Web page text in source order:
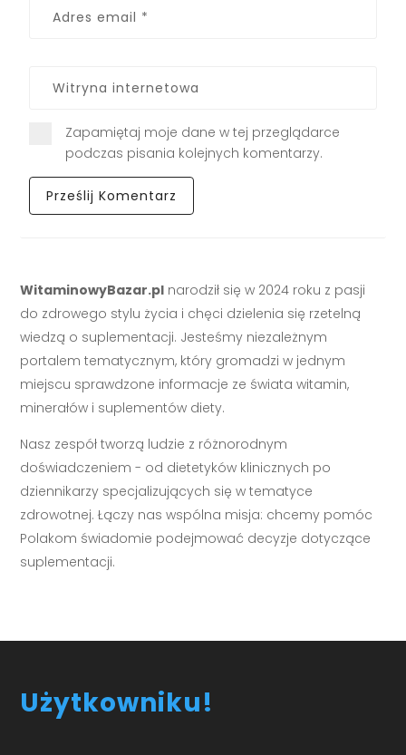
Zapamiętaj moje dane w tej przeglądarce
podczas pisania kolejnych komentarzy.
WitaminowyBazar.pl narodził się w 2024 roku z pasji
do zdrowego stylu życia i chęci dzielenia się rzetelną
wiedzą o suplementacji. Jesteśmy niezależnym
portalem tematycznym, który gromadzi w jednym
miejscu sprawdzone informacje ze świata witamin,
minerałów i suplementów diety.
Nasz zespół tworzą ludzie z różnorodnym
doświadczeniem - od dietetyków klinicznych po
dziennikarzy specjalizujących się w tematyce
zdrowotnej. Łączy nas wspólna misja: chcemy pomóc
Polakom świadomie podejmować decyzje dotyczące
suplementacji.
Użytkowniku!